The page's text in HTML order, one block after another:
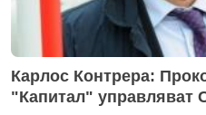
Карлос Контрера:
"Капитал" управляват